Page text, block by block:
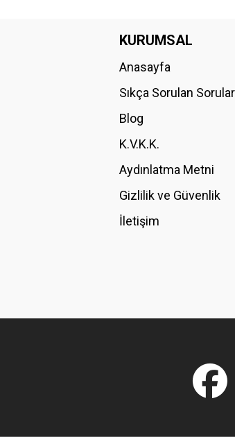
Ürün resmi kalitesiz, bozuk veya
Ürün açıklamasında eksik bilgiler bulunuyor.
Ürün fiyatı diğer sitelerden daha pahalı.
Bu ürüne benzer farklı alternatifler olmalı.
KURUMSAL
Anasayfa
Sıkça Sorulan Sorular
Blog
K.V.K.K.
Aydınlatma Metni
Gizlilik ve Güvenlik
İletişim